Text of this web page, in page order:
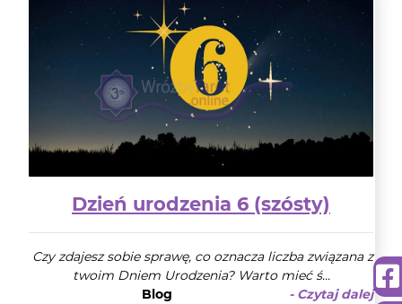
Dzień urodzenia 6 (szósty)
Czy zdajesz sobie sprawę, co oznacza liczba związana z
twoim Dniem Urodzenia? Warto mieć ś...
Blog
- Czytaj dalej